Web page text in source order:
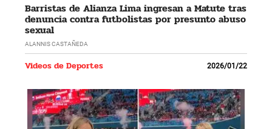
Barristas de Alianza Lima ingresan a Matute tras
denuncia contra futbolistas por presunto abuso
sexual
ALANNIS CASTAÑEDA
Videos de Deportes 2026/01/22